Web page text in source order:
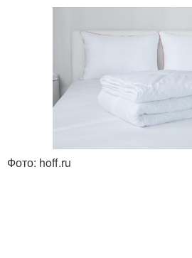
Фото: hoff.ru